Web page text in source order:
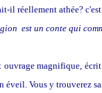
il réellement athée?
est un conte qui
ouvrage magnifique,
éveil. Vous y trouverez